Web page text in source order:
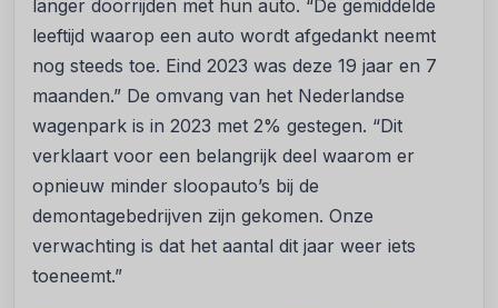
langer doorrijden met hun auto. “De gemiddelde
leeftijd waarop een auto wordt afgedankt neemt
nog steeds toe. Eind 2023 was deze 19 jaar en 7
maanden.” De omvang van het Nederlandse
wagenpark is in 2023 met 2% gestegen. “Dit
verklaart voor een belangrijk deel waarom er
opnieuw minder sloopauto’s bij de
demontagebedrijven zijn gekomen. Onze
verwachting is dat het aantal dit jaar weer iets
toeneemt.”